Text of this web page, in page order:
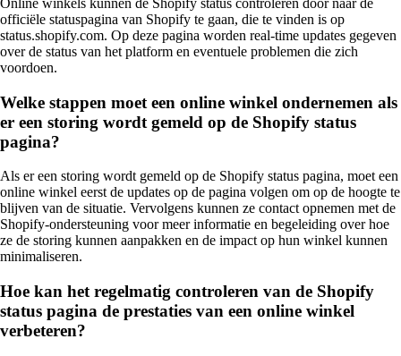
Online winkels kunnen de Shopify status controleren door naar de
officiële statuspagina van Shopify te gaan, die te vinden is op
status.shopify.com. Op deze pagina worden real-time updates gegeven
over de status van het platform en eventuele problemen die zich
voordoen.
Welke stappen moet een online winkel ondernemen als
er een storing wordt gemeld op de Shopify status
pagina?
Als er een storing wordt gemeld op de Shopify status pagina, moet een
online winkel eerst de updates op de pagina volgen om op de hoogte te
blijven van de situatie. Vervolgens kunnen ze contact opnemen met de
Shopify-ondersteuning voor meer informatie en begeleiding over hoe
ze de storing kunnen aanpakken en de impact op hun winkel kunnen
minimaliseren.
Hoe kan het regelmatig controleren van de Shopify
status pagina de prestaties van een online winkel
verbeteren?